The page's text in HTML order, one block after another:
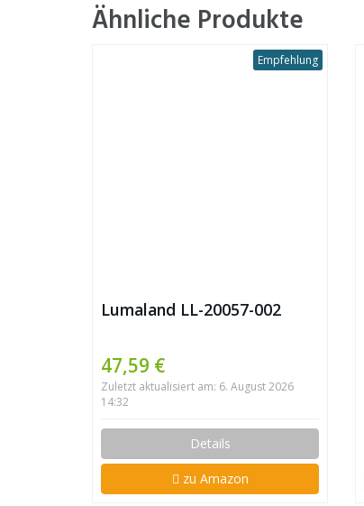
Ähnliche Produkte
Empfehlung
Lumaland LL-20057-002
47,59 €
Zuletzt aktualisiert am: 6. August 2026
14:32
Details
zu Amazon